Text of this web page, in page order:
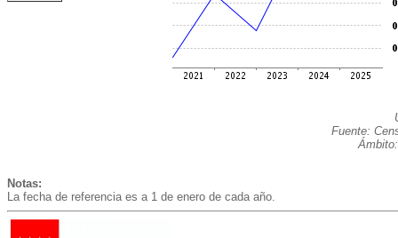
Fuente:
Notas:
La fecha de referencia es a 1 de enero de cada año.